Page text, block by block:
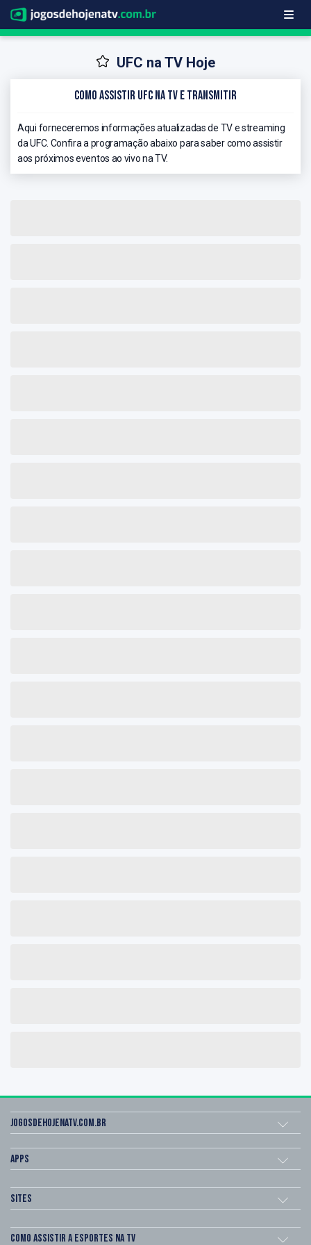
UFC na TV Hoje
Como Assistir UFC na TV e Transmitir
Aqui forneceremos informações atualizadas de TV e streaming
da UFC. Confira a programação abaixo para saber como assistir
aos próximos eventos ao vivo na TV.
Jogosdehojenatv.com.br
Apps
Sites
Como assistir a esportes na TV